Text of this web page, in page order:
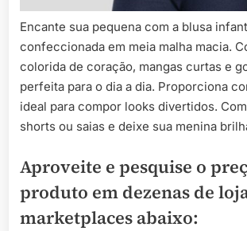
Encante sua pequena com a blusa
confeccionada em meia malha macia.
colorida de coração, mangas curtas e
perfeita para o dia a dia. Proporciona
ideal para compor looks divertidos.
shorts ou saias e deixe sua menina
Aproveite e pesquise o
produto em dezenas de
marketplaces abaixo: